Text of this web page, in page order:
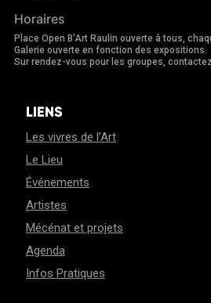
Horaires
Place Open B'Art Raulin ouverte à tous,
Galerie ouverte en fonction des expositions.
Sur rendez-vous pour les groupes,
LIENS
Les vivres de l’Art
Le Lieu
Événements
Artistes
Mécénat et projets
Agenda
Infos Pratiques